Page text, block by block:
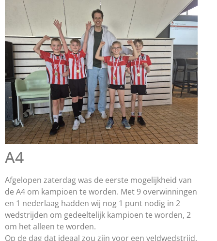
A4
Afgelopen zaterdag was de eerste mogelijkheid van
de A4 om kampioen te worden. Met 9 overwinningen
en 1 nederlaag hadden wij nog 1 punt nodig in 2
wedstrijden om gedeeltelijk kampioen te worden, 2
om het alleen te worden.
Op de dag dat ideaal zou zijn voor een veldwedstrijd,